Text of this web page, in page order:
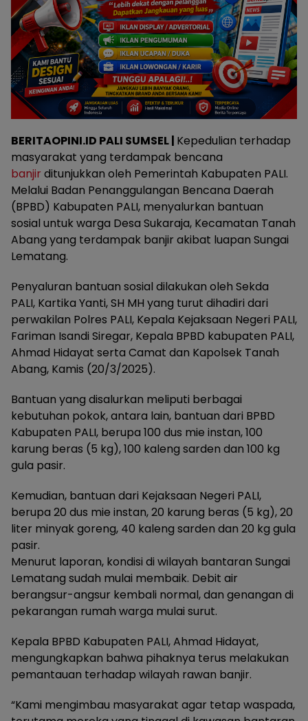
BERITAOPINI.ID PALI SUMSEL | Kepedulian terhadap
masyarakat yang terdampak bencana
banjir ditunjukkan oleh Pemerintah Kabupaten PALI.
Melalui Badan Penanggulangan Bencana Daerah
(BPBD) Kabupaten PALI, menyalurkan bantuan
sosial untuk warga Desa Sukaraja, Kecamatan Tanah
Abang yang terdampak banjir akibat luapan Sungai
Lematang.
Penyaluran bantuan sosial dilakukan oleh Sekda
PALI, Kartika Yanti, SH MH yang turut dihadiri dari
perwakilan Polres PALI, Kepala Kejaksaan Negeri PALI,
Fariman Isandi Siregar, Kepala BPBD kabupaten PALI,
Ahmad Hidayat serta Camat dan Kapolsek Tanah
Abang, Kamis (20/3/2025).
Bantuan yang disalurkan meliputi berbagai
kebutuhan pokok, antara lain, bantuan dari BPBD
Kabupaten PALI, berupa 100 dus mie instan, 100
karung beras (5 kg), 100 kaleng sarden dan 100 kg
gula pasir.
Kemudian, bantuan dari Kejaksaan Negeri PALI,
berupa 20 dus mie instan, 20 karung beras (5 kg), 20
liter minyak goreng, 40 kaleng sarden dan 20 kg gula
pasir.
Menurut laporan, kondisi di wilayah bantaran Sungai
Lematang sudah mulai membaik. Debit air
berangsur-angsur kembali normal, dan genangan di
pekarangan rumah warga mulai surut.
Kepala BPBD Kabupaten PALI, Ahmad Hidayat,
mengungkapkan bahwa pihaknya terus melakukan
pemantauan terhadap wilayah rawan banjir.
“Kami mengimbau masyarakat agar tetap waspada,